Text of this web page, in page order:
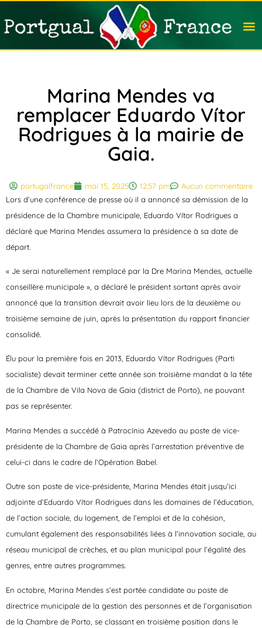
Marina Mendes va
remplacer Eduardo Vítor
Rodrigues à la mairie de
Gaia.
portugalfrance mai 15, 2025 12:57 pm
Aucun commentaire
Lors d’une conférence de presse où il a annoncé sa démission de la
présidence de la Chambre municipale, Eduardo Vítor Rodrigues a
déclaré que Marina Mendes assumera la présidence à sa date de
départ.
« Je serai naturellement remplacé par la Dre Marina Mendes, actuelle
conseillère municipale », a déclaré le président sortant après avoir
annoncé que la transition devrait avoir lieu lors de la deuxième ou
troisième semaine de juin, après la présentation du rapport financier
consolidé.
Élu pour la première fois en 2013, Eduardo Vítor Rodrigues (Parti
socialiste) devait terminer cette année son troisième mandat à la tête
de la Chambre de Vila Nova de Gaia (district de Porto), ne pouvant
pas se représenter.
Marina Mendes a succédé à Patrocínio Azevedo au poste de vice-
présidente de la Chambre de Gaia après l’arrestation préventive de
celui-ci dans le cadre de l’Opération Babel.
Outre son poste de vice-présidente, Marina Mendes était jusqu’ici
adjointe d’Eduardo Vítor Rodrigues dans les domaines de l’éducation,
de l’action sociale, du logement, de l’emploi et de la cohésion,
cumulant également des responsabilités liées à l’innovation sociale, au
réseau municipal de crèches, et au plan municipal pour l’égalité des
genres, entre autres programmes.
En octobre, Marina Mendes s’est portée candidate au poste de
directrice municipale de la gestion des personnes et de l’organisation
de la Chambre de Porto, se classant en troisième position dans le